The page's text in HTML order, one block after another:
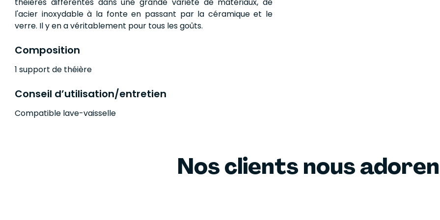
l'acier inoxydable à la fonte en passant par la céramique et le
verre. Il y en a véritablement pour tous les goûts.
Composition
1 support de théière
Conseil d’utilisation/entretien
Compatible lave-vaisselle
Nos clients nous